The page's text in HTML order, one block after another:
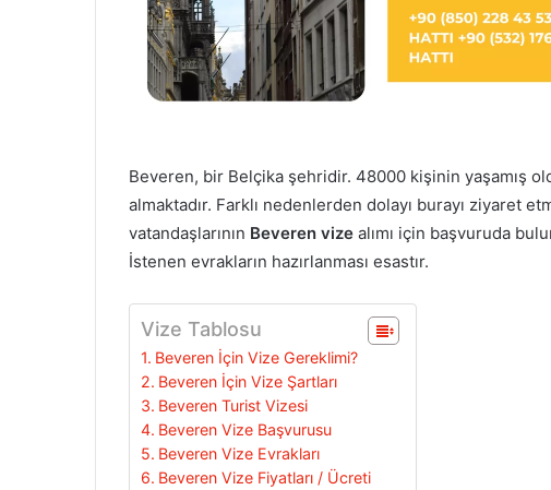
Beveren, bir Belçika şehridir. 48000 kişinin yaşamış
almaktadır. Farklı nedenlerden dolayı burayı ziyaret
vatandaşlarının Beveren vize alımı için başvuruda
İstenen evrakların hazırlanması esastır.
Vize Tablosu
Beveren İçin Vize Gereklimi?
Beveren İçin Vize Şartları
Beveren Turist Vizesi
Beveren Vize Başvurusu
Beveren Vize Evrakları
Beveren Vize Fiyatları / Ücreti